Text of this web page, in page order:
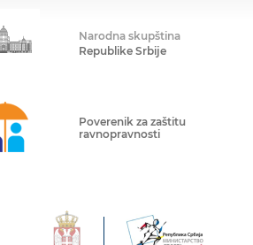
Narodna skupština
Republike Srbije
Poverenik za zaštitu
ravnopravnosti